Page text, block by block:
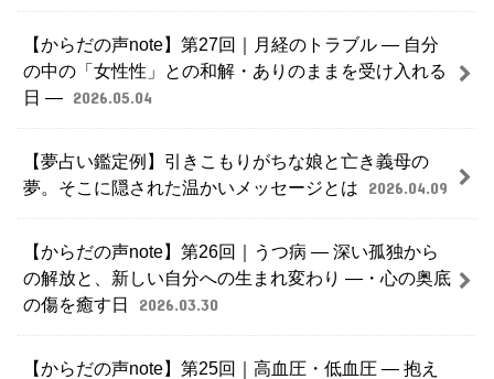
【からだの声note】第27回｜月経のトラブル ― 自分
の中の「女性性」との和解・ありのままを受け入れる
日 ― 2026.05.04
【夢占い鑑定例】引きこもりがちな娘と亡き義母の
夢。そこに隠された温かいメッセージとは
2026.04.09
【からだの声note】第26回｜うつ病 ― 深い孤独から
の解放と、新しい自分への生まれ変わり ―・心の奥底
の傷を癒す日
2026.03.30
【からだの声note】第25回｜高血圧・低血圧 ― 抱え